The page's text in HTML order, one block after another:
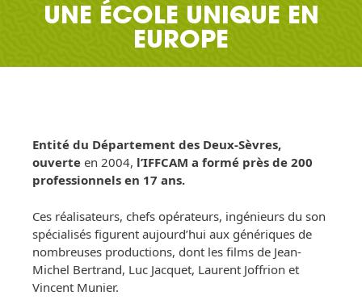
UNE ÉCOLE UNIQUE EN
EUROPE
Entité du Département des Deux-Sèvres,
ouverte en 2004, l’IFFCAM a formé près de 200
professionnels en 17 ans.
Ces réalisateurs, chefs opérateurs, ingénieurs du son
spécialisés figurent aujourd’hui aux génériques de
nombreuses productions, dont les films de Jean-
Michel Bertrand, Luc Jacquet, Laurent Joffrion et
Vincent Munier.